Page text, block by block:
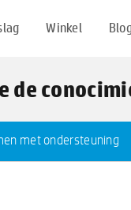
Winkel
de
met ondersteuning